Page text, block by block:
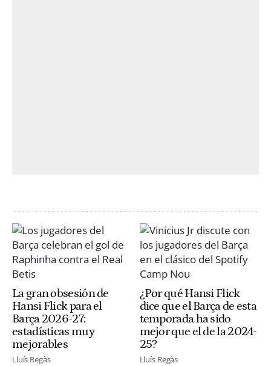
La gran obsesión de
Hansi Flick para el
Barça 2026-27:
estadísticas muy
mejorables
Lluís Regàs
¿Por qué Hansi Flick
dice que el Barça de esta
temporada ha sido
mejor que el de la 2024-
25?
Lluís Regàs